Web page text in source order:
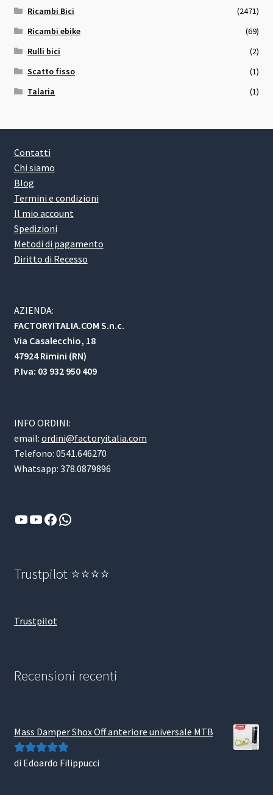
Ricambi Bici
(2471)
Ricambi ebike
(69)
Rulli bici
(2)
Scatto fisso
(1)
Talaria
(1)
Contatti
Chi siamo
Blog
Termini e condizioni
Il mio account
Spedizioni
Metodi di pagamento
Diritto di Recesso
AZIENDA:
FACTORYITALIA.COM S.n.c.
Via Casalecchio, 18
47924 Rimini (RN)
P.Iva: 03 932 950 409
INFO ORDINI:
email: ordini@factoryitalia.com
Telefono: 0541.646270
Whatsapp: 378.0879896
YouTube
YouTube
Facebook
WhatsApp
Trustpilot ⭐⭐⭐⭐
Trustpilot
Recensioni recenti
Mass Damper Shox Off anteriore universale MTB
Valutato5su
di Edoardo Filippucci